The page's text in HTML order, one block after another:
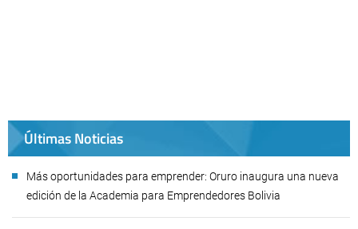
Últimas Noticias
Más oportunidades para emprender: Oruro inaugura una nueva
edición de la Academia para Emprendedores Bolivia